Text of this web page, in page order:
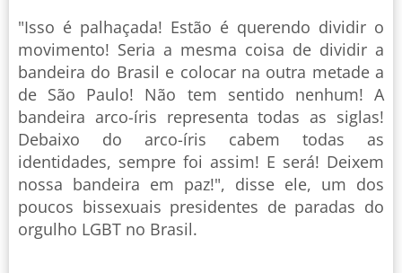
"Isso é palhaçada! Estão é querendo dividir o
movimento! Seria a mesma coisa de dividir a
bandeira do Brasil e colocar na outra metade a
de São Paulo! Não tem sentido nenhum! A
bandeira arco-íris representa todas as siglas!
Debaixo do arco-íris cabem todas as
identidades, sempre foi assim! E será! Deixem
nossa bandeira em paz!", disse ele, um dos
poucos bissexuais presidentes de paradas do
orgulho LGBT no Brasil.